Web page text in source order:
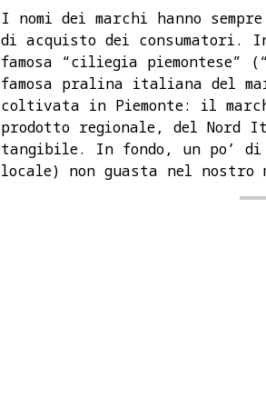
I nomi dei marchi hanno
di acquisto dei consumatori.
famosa “ciliegia piemontese”
famosa pralina italiana del
coltivata in Piemonte: il
prodotto regionale, del Nord
tangibile. In fondo, un po’ di
locale) non guasta nel nostro